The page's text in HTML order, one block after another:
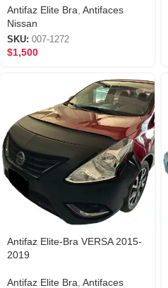
Antifaz Elite Bra Antifaces
Nissan
SKU: 007-1272
$1,500
Antifaz Elite-Bra VERSA 2015-
2019
Antifaz Elite Bra, Antifaces